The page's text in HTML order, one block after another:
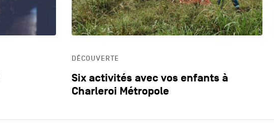
DÉCOUVERTE
Six activités avec vos enfants à
Charleroi Métropole